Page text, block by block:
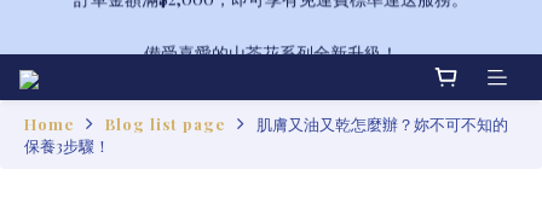
Home Blog list page
肌膚又油又乾怎麼辦？妳不可不知的
保養3步驟！